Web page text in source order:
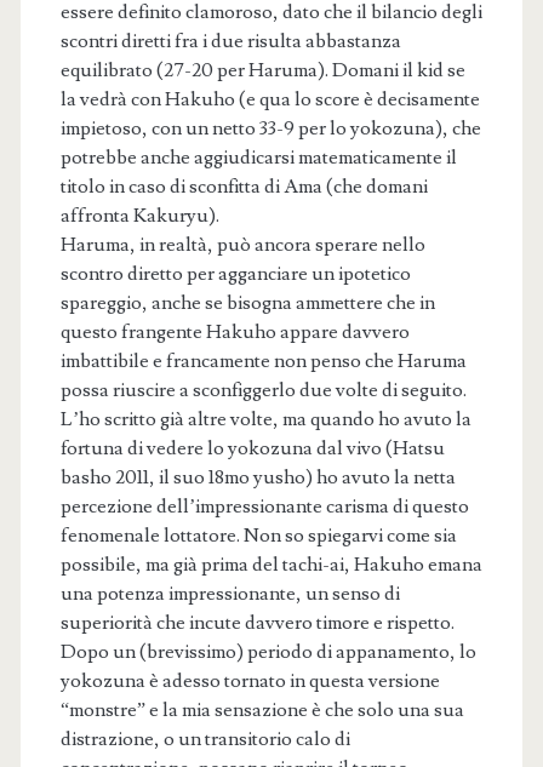
essere definito clamoroso, dato che il bilancio degli
scontri diretti fra i due risulta abbastanza
equilibrato (27-20 per Haruma). Domani il kid se
la vedrà con Hakuho (e qua lo score è decisamente
impietoso, con un netto 33-9 per lo yokozuna), che
potrebbe anche aggiudicarsi matematicamente il
titolo in caso di sconfitta di Ama (che domani
affronta Kakuryu).
Haruma, in realtà, può ancora sperare nello
scontro diretto per agganciare un ipotetico
spareggio, anche se bisogna ammettere che in
questo frangente Hakuho appare davvero
imbattibile e francamente non penso che Haruma
possa riuscire a sconfiggerlo due volte di seguito.
L’ho scritto già altre volte, ma quando ho avuto la
fortuna di vedere lo yokozuna dal vivo (Hatsu
basho 2011, il suo 18mo yusho) ho avuto la netta
percezione dell’impressionante carisma di questo
fenomenale lottatore. Non so spiegarvi come sia
possibile, ma già prima del tachi-ai, Hakuho emana
una potenza impressionante, un senso di
superiorità che incute davvero timore e rispetto.
Dopo un (brevissimo) periodo di appanamento, lo
yokozuna è adesso tornato in questa versione
“monstre” e la mia sensazione è che solo una sua
distrazione, o un transitorio calo di